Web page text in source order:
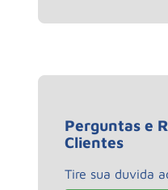
Perguntas e
Clientes
Tire sua duvida